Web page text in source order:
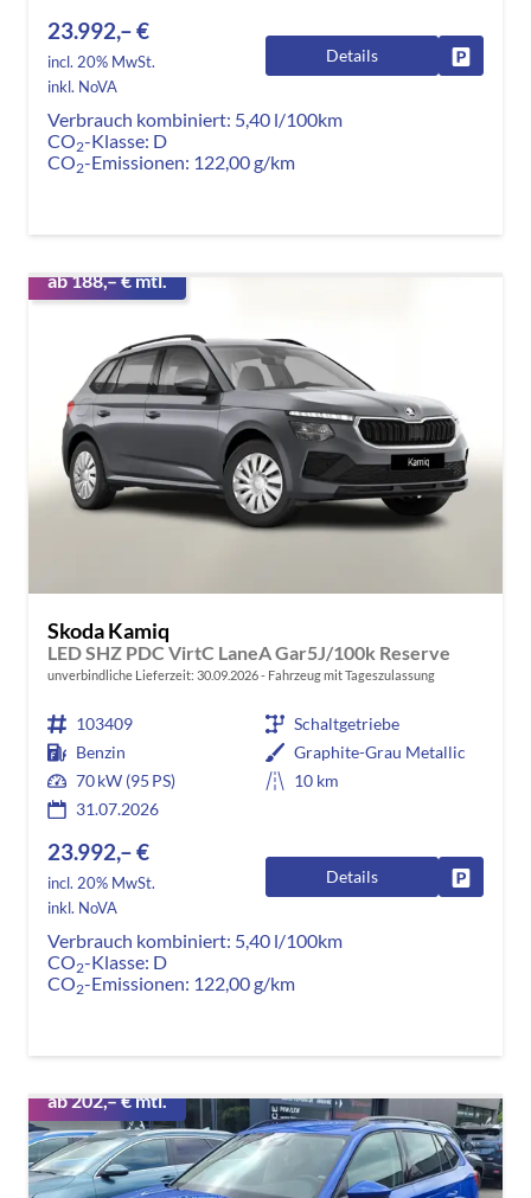
23.992,– €
incl. 20% MwSt.
inkl. NoVA
Details
Verbrauch kombiniert: 5,40 l/100km
CO2-Klasse: D
CO2-Emissionen: 122,00 g/km
ab 188,– € mtl.
Skoda Kamiq
LED SHZ PDC VirtC LaneA Gar5J/100k Reserve
unverbindliche Lieferzeit: 30.09.2026 Fahrzeug mit Tageszulassung
103409
Schaltgetriebe
Benzin
Graphite-Grau Metallic
70 kW (95 PS)
10 km
31.07.2026
23.992,– €
incl. 20% MwSt.
inkl. NoVA
Details
Verbrauch kombiniert: 5,40 l/100km
CO2-Klasse: D
CO2-Emissionen: 122,00 g/km
ab 202,– € mtl.